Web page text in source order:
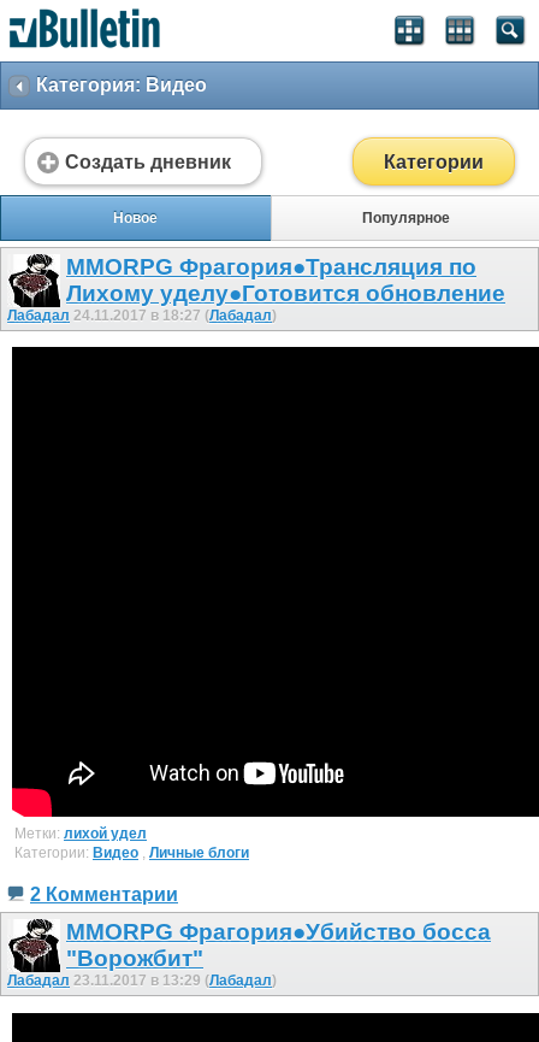
Категория: Видео
Создать дневник Категории
Новое Популярное
MMORPG Фрагория●Трансляция по
Лихому уделу●Готовится обновление
Лабадал 24.11.2017 в 18:27 (Лабадал)
Метки: лихой удел
Категории: Видео , Личные блоги
2 Комментарии
MMORPG Фрагория●Убийство босса
"Ворожбит"
Лабадал 23.11.2017 в 13:29 (Лабадал)